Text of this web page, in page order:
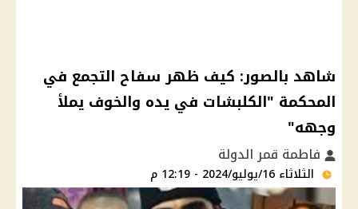
شاهد بالصور: كيف ظهر سفاح التجمع في
المحكمة "الكلبشات في يده والخوف يملأ
وجهه"
فاطمة قمر الدولة
الثلاثاء 16/يوليو/2024 - 12:19 م